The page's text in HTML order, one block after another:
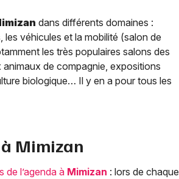
dans différents domaines :
les véhicules et la mobilité (salon de
les très populaires salons des
de compagnie, expositions
biologique… Il y en a pour tous les
Mimizan
l’agenda à Mimizan : lors de chaque